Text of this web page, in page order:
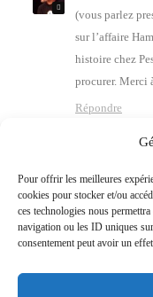
Pour offrir les meilleures
cookies pour stocker et/ou
ces technologies nous
navigation ou les ID uniques
consentement peut avoir un
(vous par­lez
sur l’af­faire
his­toire chez
pro­cu­rer. Mer­ci
Répondre
9
Ham­marsk­jöld.
J’ai trans­mis à
Répondre
Le coup de